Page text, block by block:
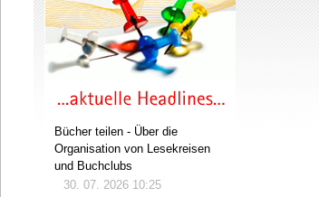
Bücher teilen - Über die
Organisation von Lesekreisen
und Buchclubs
30. 07. 2026 10:25